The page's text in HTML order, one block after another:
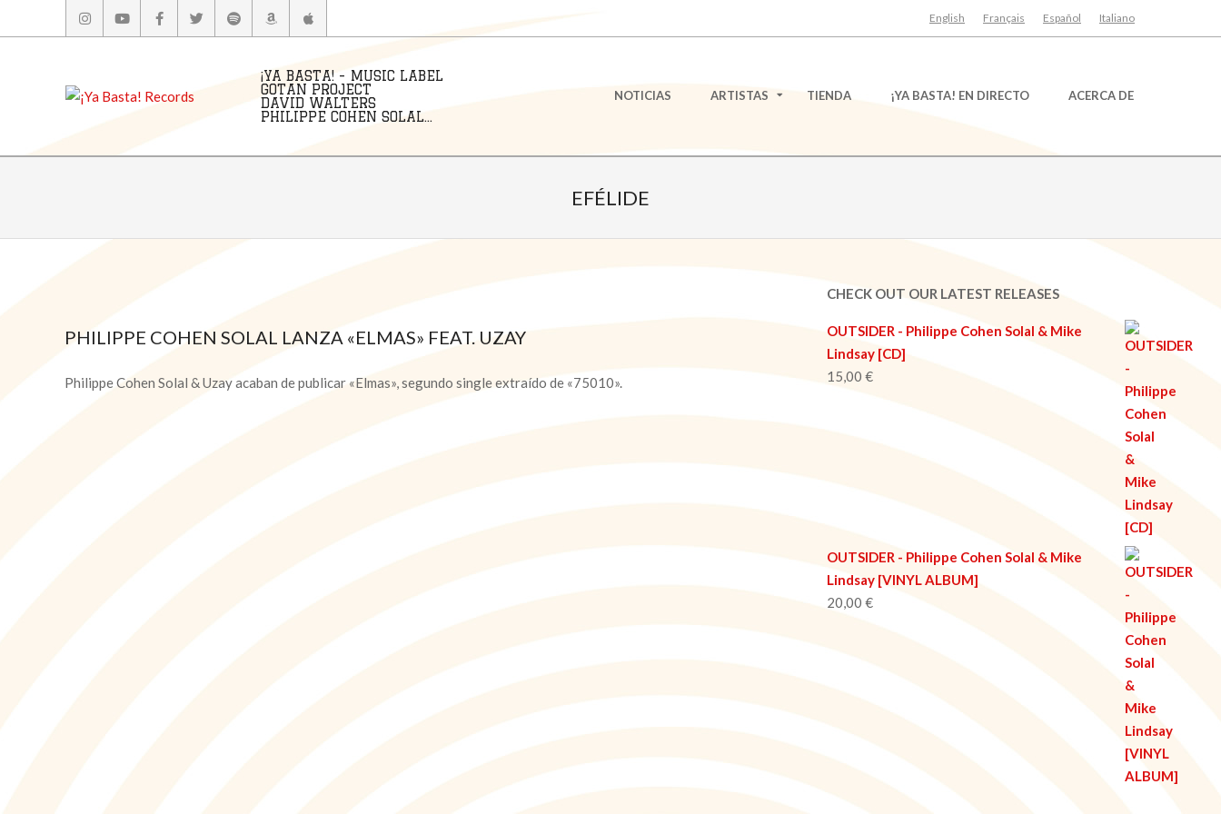
to
English Français Español Italiano
¡YA BASTA! - MUSIC LABEL
GOTAN PROJECT
DAVID WALTERS
PHILIPPE COHEN SOLAL...
NOTICIAS ARTISTAS TIENDA ¡YA BASTA! EN DIRECTO ACERCA DE
EFÉLIDE
PHILIPPE COHEN SOLAL LANZA «ELMAS» FEAT. UZAY
10-
Philippe Cohen Solal & Uzay acaban de publicar «Elmas», segundo single extraído de «75010».
CHECK OUT OUR LATEST RELEASES
OUTSIDER - Philippe Cohen Solal & Mike
Lindsay [CD]
15,00 €
OUTSIDER - Philippe Cohen Solal & Mike
Lindsay [VINYL ALBUM]
20,00 €